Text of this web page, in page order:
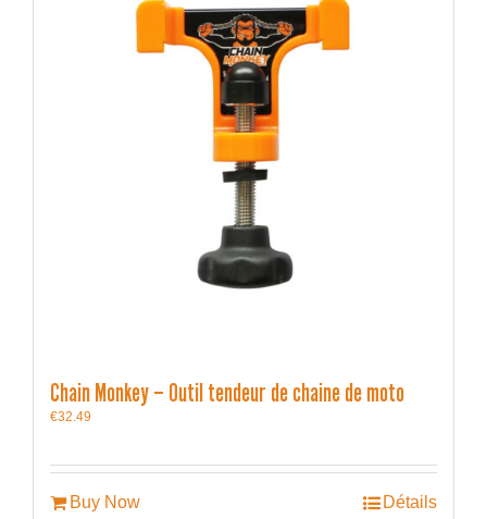
Chain Monkey – Outil tendeur de chaine de moto
€32.49
Buy Now Détails